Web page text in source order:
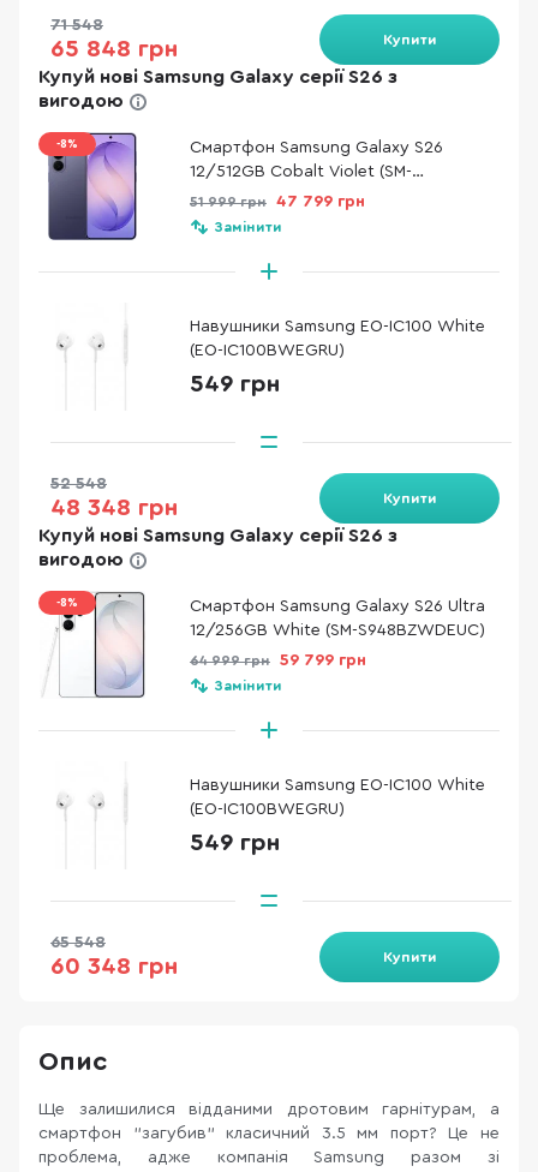
71 548
65 848 грн Купити
Купуй нові Samsung Galaxy серії S26 з
вигодою
-8%
Смартфон Samsung Galaxy S26
12/512GB Cobalt Violet (SM-
S942BZVHEUC)
51 999 грн 47 799 грн
Замінити
Навушники Samsung EO-IC100 White
(EO-IC100BWEGRU)
549 грн
52 548
48 348 грн Купити
Купуй нові Samsung Galaxy серії S26 з
вигодою
-8%
Смартфон Samsung Galaxy S26 Ultra
12/256GB White (SM-S948BZWDEUC)
64 999 грн 59 799 грн
Замінити
Навушники Samsung EO-IC100 White
(EO-IC100BWEGRU)
549 грн
65 548
60 348 грн Купити
Опис
Ще залишилися відданими дротовим гарнітурам, а
смартфон "загубив" класичний 3.5 мм порт? Це не
проблема, адже компанія Samsung разом зі